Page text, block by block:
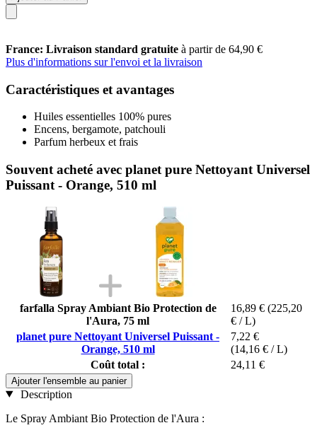
France: Livraison standard gratuite à partir de 64,90 €
Plus d'informations sur l'envoi et la livraison
Caractéristiques et avantages
Huiles essentielles 100% pures
Encens, bergamote, patchouli
Parfum herbeux et frais
Souvent acheté avec planet pure Nettoyant Universel
Puissant - Orange, 510 ml
farfalla Spray Ambiant Bio Protection de
l'Aura, 75 ml
16,89 € (225,20
€ / L)
planet pure Nettoyant Universel Puissant -
Orange, 510 ml
7,22 €
(14,16 € / L)
Coût total :
24,11 €
Ajouter l'ensemble au panier
Description
Le Spray Ambiant Bio Protection de l'Aura :